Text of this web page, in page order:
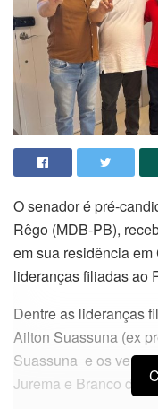
O senador é pré-
Rêgo (MDB-PB),
em sua residência
lideranças filiadas ao
Dentre as lideranças
Ailton Suassuna (ex
Suassuna e os
Jurema e Branco da